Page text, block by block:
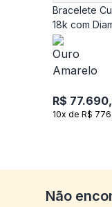
Bracelete
18k com
R$
10x de R$
Não